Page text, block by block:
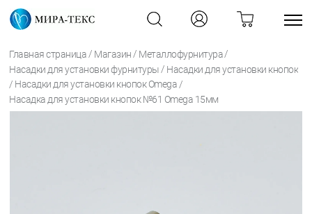
Главная страница / Магазин / Металлофурнитура /
Насадки для установки фурнитуры / Насадки для установки кнопок
/ Насадки для установки кнопок Omega /
Насадка для установки кнопок №61 Omega 15мм